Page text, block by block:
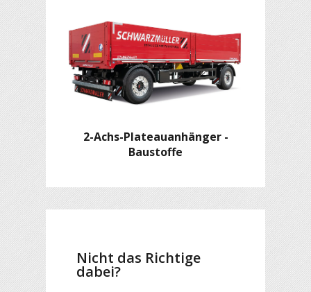
2-Achs-Plateauanhänger -
Baustoffe
Nicht das Richtige
dabei?